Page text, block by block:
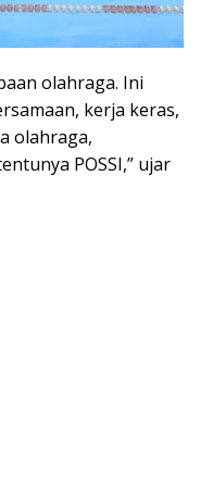
olahraga. Ini
kerja keras,
olahraga,
POSSI,” ujar